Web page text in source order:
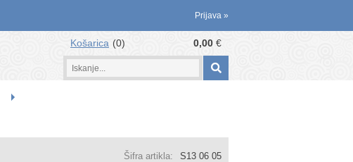
Prijava »
Košarica 0 0,00 €
Šifra artikla: S13 06 05